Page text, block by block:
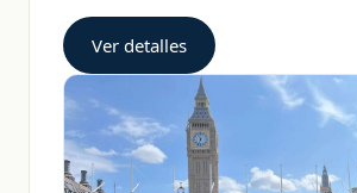
Ver detalles